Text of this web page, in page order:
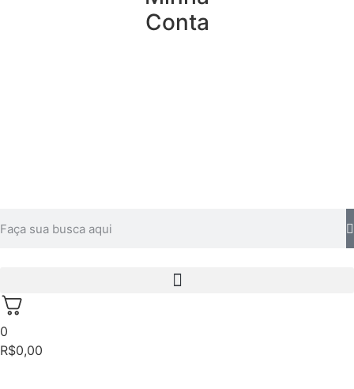
Conta
0
R$0,00